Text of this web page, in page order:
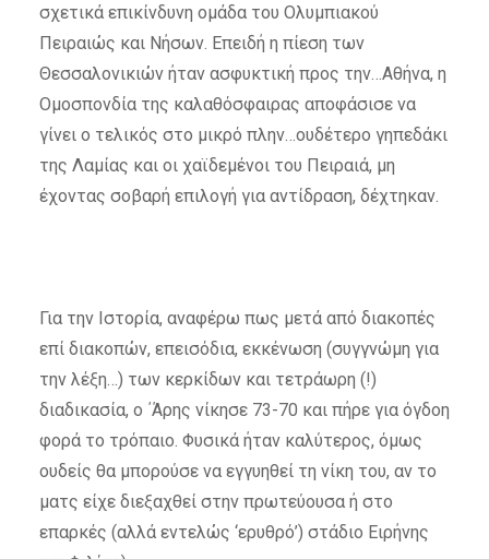
σχετικά επικίνδυνη ομάδα του Ολυμπιακού
Πειραιώς και Νήσων. Επειδή η πίεση των
Θεσσαλονικιών ήταν ασφυκτική προς την…Αθήνα, η
Ομοσπονδία της καλαθόσφαιρας αποφάσισε να
γίνει ο τελικός στο μικρό πλην…ουδέτερο γηπεδάκι
της Λαμίας και οι χαϊδεμένοι του Πειραιά, μη
έχοντας σοβαρή επιλογή για αντίδραση, δέχτηκαν.
Για την Ιστορία, αναφέρω πως μετά από διακοπές
επί διακοπών, επεισόδια, εκκένωση (συγγνώμη για
την λέξη…) των κερκίδων και τετράωρη (!)
διαδικασία, ο ΄Άρης νίκησε 73-70 και πήρε για όγδοη
φορά το τρόπαιο. Φυσικά ήταν καλύτερος, όμως
ουδείς θα μπορούσε να εγγυηθεί τη νίκη του, αν το
ματς είχε διεξαχθεί στην πρωτεύουσα ή στο
επαρκές (αλλά εντελώς ‘ερυθρό’) στάδιο Ειρήνης